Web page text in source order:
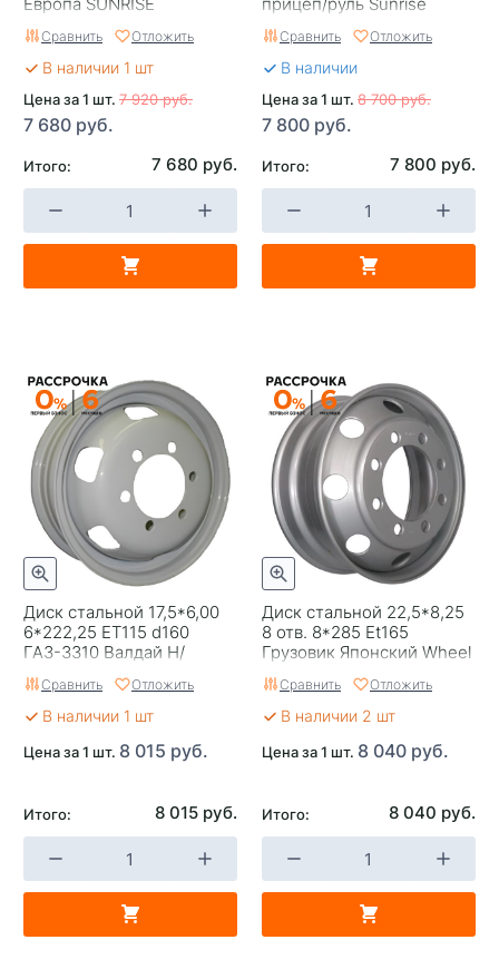
Сравнить Отложить
В наличии 1 шт
Цена за 1 шт. 7 920 руб.
7 680 руб.
Итого: 7 680 руб.
Сравнить Отложить
В наличии
Цена за 1 шт. 8 700 руб.
7 800 руб.
Итого: 7 800 руб.
Диск стальной 17,5*6,00
6*222,25 ET115 d160
ГАЗ-3310 Валдай Н/
Новгород серый
Сравнить Отложить
В наличии 1 шт
Цена за 1 шт. 8 015 руб.
Итого: 8 015 руб.
Диск стальной 22,5*8,25
8 отв. 8*285 Et165
Грузовик Японский Wheel
Power
Сравнить Отложить
В наличии 2 шт
Цена за 1 шт. 8 040 руб.
Итого: 8 040 руб.